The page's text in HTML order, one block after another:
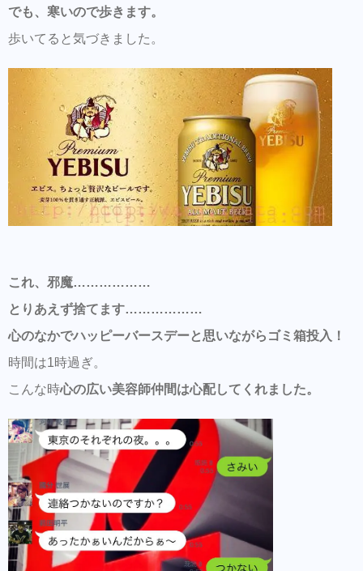
でも、寒いので歩きます。
歩いてると気づきました。
これ、邪魔………………
とりあえず捨てます………………
心のなかでハッピーバースデーと思いながらゴミ箱投入！
時間は1時過ぎ。
こんな時心の広い美容師仲間は心配してくれました。